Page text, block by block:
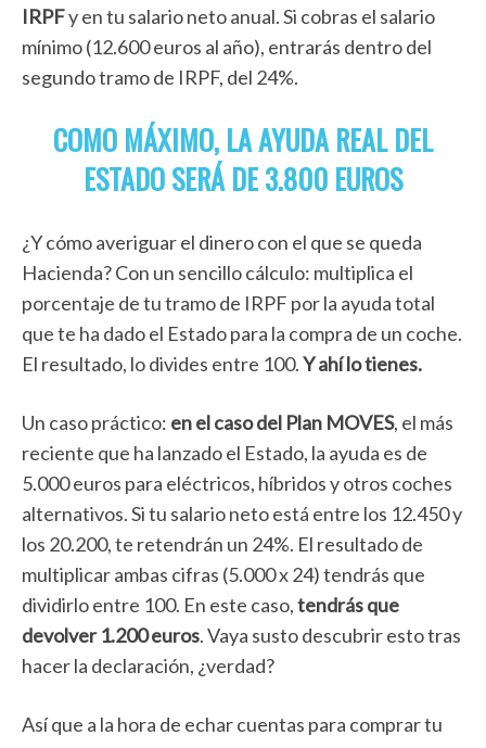
IRPFy en tu salario neto anual. Si cobras el salario
mínimo (12.600 euros al año), entrarás dentro del
segundo tramo de IRPF, del 24%.
COMO MÁXIMO, LA AYUDA REAL DEL
ESTADO SERÁ DE 3.800 EUROS
¿Y cómo averiguar el dinero con el que se queda
Hacienda? Con un sencillo cálculo: multiplica el
porcentaje de tu tramo de IRPF por la ayuda total
que te ha dado el Estado para la compra de un coche.
El resultado, lo divides entre 100.Y ahí lo tienes.
Un caso práctico: en el caso del Plan MOVES, el más
reciente que ha lanzado el Estado, la ayuda es de
5.000 euros para eléctricos, híbridos y otros coches
alternativos. Si tu salario neto está entre los 12.450 y
los 20.200, te retendrán un 24%. El resultado de
multiplicar ambas cifras (5.000 x 24) tendrás que
dividirlo entre 100. En este caso,tendrás que
devolver 1.200 euros. Vaya susto descubrir esto tras
hacer la declaración, ¿verdad?
Así que a la hora de echar cuentas para comprar tu